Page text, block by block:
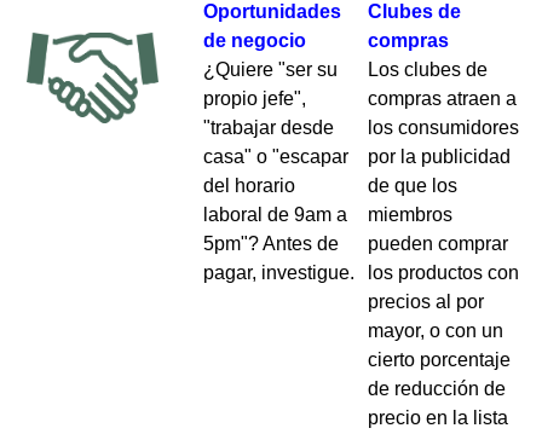
Oportunidades
de negocio
¿Quiere ​"ser su
propio jefe",
"trabajar desde
casa" o "escapar
del horario
laboral de 9am a
5pm"? Antes de
pagar, investigue.
Clubes de
compras
Los clubes de
compras atraen a
los consumidores
por la publicidad
de que los
miembros
pueden comprar
los productos con
precios al por
mayor, o con un
cierto porcentaje
de reducción de
precio en la lista